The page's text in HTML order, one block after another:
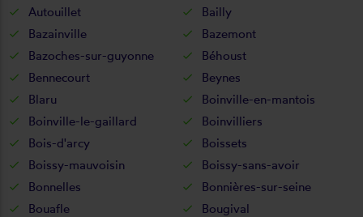
Autouillet
Bailly
Bazainville
Bazemont
Bazoches-sur-guyonne
Béhoust
Bennecourt
Beynes
Blaru
Boinville-en-mantois
Boinville-le-gaillard
Boinvilliers
Bois-d'arcy
Boissets
Boissy-mauvoisin
Boissy-sans-avoir
Bonnelles
Bonnières-sur-seine
Bouafle
Bougival